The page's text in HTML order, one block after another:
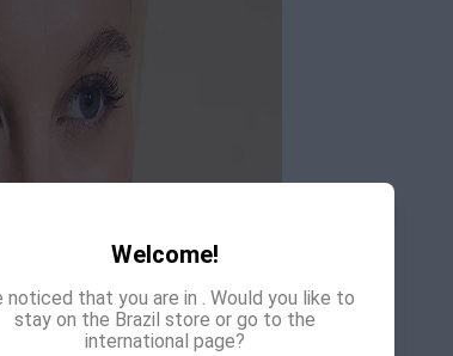
Welcome!
noticed that you are in
. Would you like to
stay on the Brazil store or go to the
international page?